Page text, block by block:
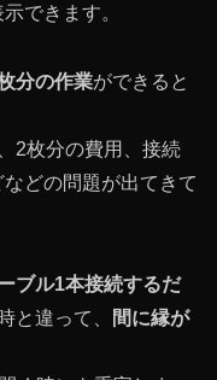
できます。
分の作業ができると
2枚分の費用、接続
どの問題が出てきて
ブル1本接続するだ
と違って、
間に縁が